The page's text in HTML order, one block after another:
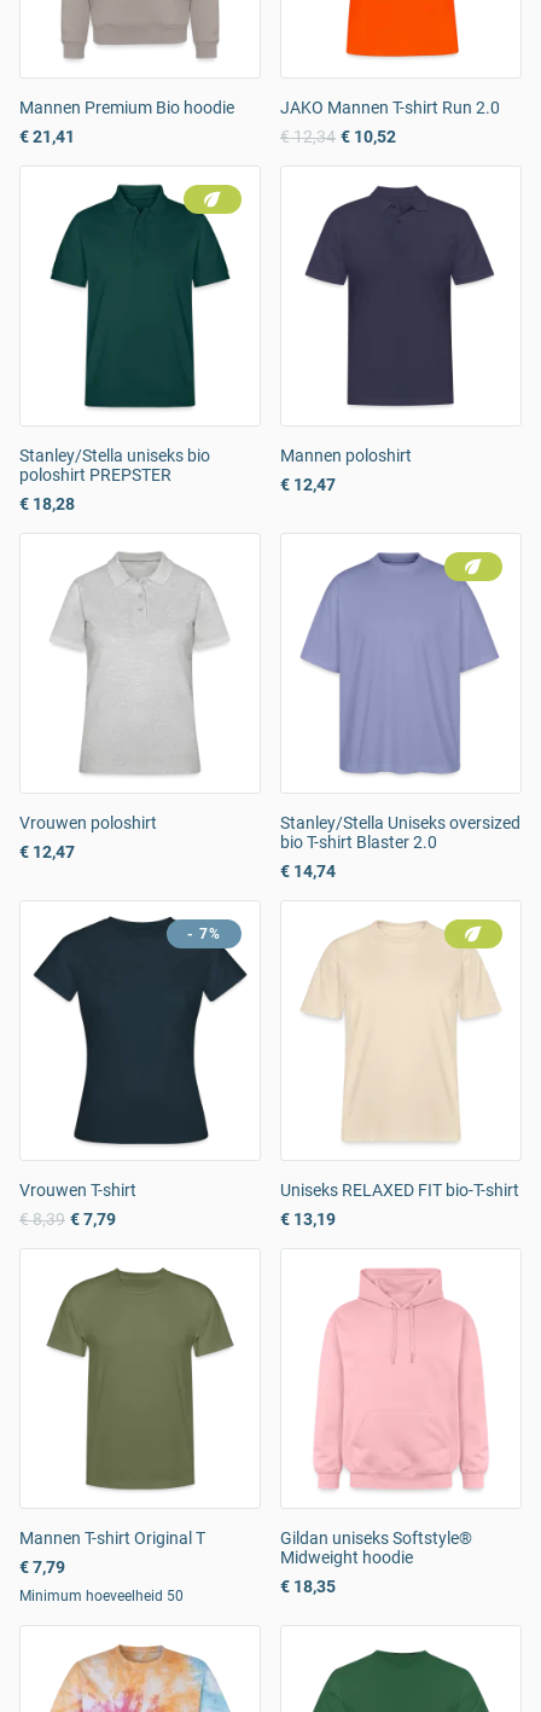
Mannen Premium Bio hoodie
€ 21,41
JAKO Mannen T-shirt Run 2.0
€ 12,34 € 10,52
Stanley/Stella uniseks bio
poloshirt PREPSTER
€ 18,28
Mannen poloshirt
€ 12,47
Vrouwen poloshirt
€ 12,47
Stanley/Stella Uniseks oversized
bio T-shirt Blaster 2.0
€ 14,74
- 7%
Vrouwen T-shirt
€ 8,39 € 7,79
Uniseks RELAXED FIT bio-T-shirt
€ 13,19
Mannen T-shirt Original T
€ 7,79
Minimum hoeveelheid 50
Gildan uniseks Softstyle®
Midweight hoodie
€ 18,35